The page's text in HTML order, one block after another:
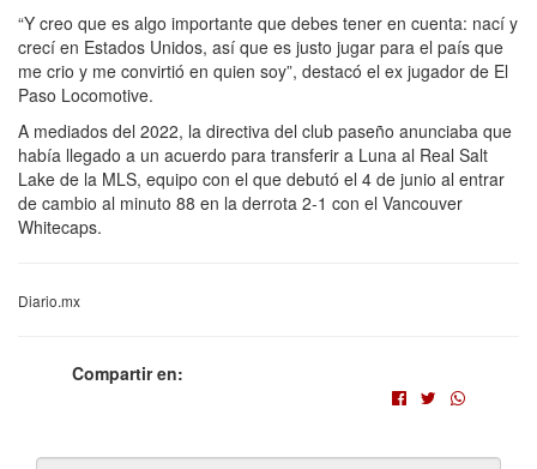
“Y creo que es algo importante que debes tener en cuenta: nací y
crecí en Estados Unidos, así que es justo jugar para el país que
me crio y me convirtió en quien soy”, destacó el ex jugador de El
Paso Locomotive.
A mediados del 2022, la directiva del club paseño anunciaba que
había llegado a un acuerdo para transferir a Luna al Real Salt
Lake de la MLS, equipo con el que debutó el 4 de junio al entrar
de cambio al minuto 88 en la derrota 2-1 con el Vancouver
Whitecaps.
Diario.mx
Compartir en: